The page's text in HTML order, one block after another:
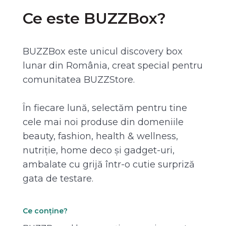
Ce este BUZZBox?
BUZZBox este unicul discovery box
lunar din România, creat special pentru
comunitatea BUZZStore.
În fiecare lună, selectăm pentru tine
cele mai noi produse din domeniile
beauty, fashion, health & wellness,
nutriție, home deco și gadget-uri,
ambalate cu grijă într-o cutie surpriză
gata de testare.
Ce conține?